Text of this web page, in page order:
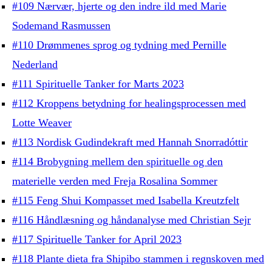
#109 Nærvær, hjerte og den indre ild med Marie
Sodemand Rasmussen
#110 Drømmenes sprog og tydning med Pernille
Nederland
#111 Spirituelle Tanker for Marts 2023
#112 Kroppens betydning for healingsprocessen med
Lotte Weaver
#113 Nordisk Gudindekraft med Hannah Snorradóttir
#114 Brobygning mellem den spirituelle og den
materielle verden med Freja Rosalina Sommer
#115 Feng Shui Kompasset med Isabella Kreutzfelt
#116 Håndlæsning og håndanalyse med Christian Sejr
#117 Spirituelle Tanker for April 2023
#118 Plante dieta fra Shipibo stammen i regnskoven med